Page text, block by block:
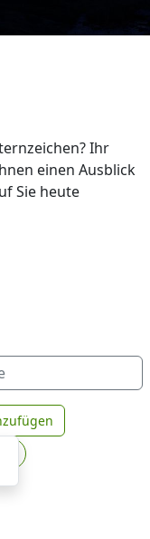
Ihr
einen Ausblick
Sie heute
zu Google
auf Telegram
X